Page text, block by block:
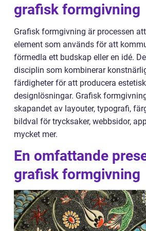
grafisk formgivning
Grafisk formgivning är processen
element som används för att
förmedla ett budskap eller en idé.
disciplin som kombinerar
färdigheter för att producera
designlösningar. Grafisk
skapandet av layouter, typografi,
bildval för trycksaker, webbsidor,
mycket mer.
En omfattande
grafisk formgivning